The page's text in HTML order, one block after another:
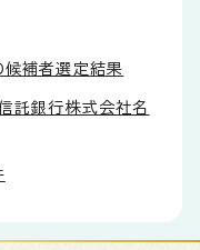
補者選定結果
託銀行株式会社名